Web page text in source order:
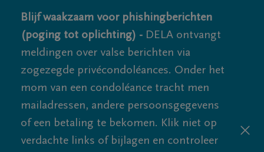
Blijf waakzaam voor phishingberichten
(poging tot oplichting) - DELA ontvangt
meldingen over valse berichten via
zogezegde privécondoléances. Onder het
mom van een condoléance tracht men
mailadressen, andere persoonsgegevens
of een betaling te bekomen. Klik niet op
verdachte links of bijlagen en controleer